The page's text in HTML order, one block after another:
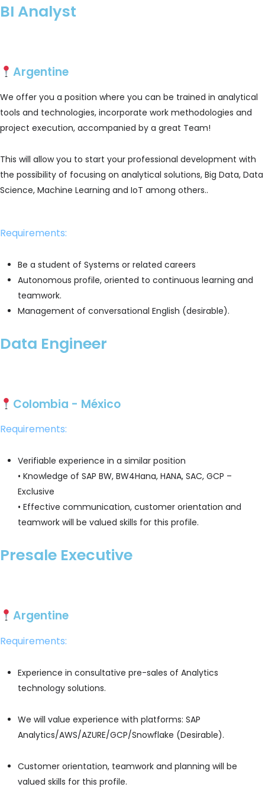
BI Analyst
Argentine
We offer you a position where you can be trained in analytical
tools and technologies, incorporate work methodologies and
project execution, accompanied by a great Team!
This will allow you to start your professional development with
the possibility of focusing on analytical solutions, Big Data, Data
Science, Machine Learning and IoT among others..
Requirements:
Be a student of Systems or related careers
Autonomous profile, oriented to continuous learning and
teamwork.
Management of conversational English (desirable).
Data Engineer
Colombia - México
Requirements:
Verifiable experience in a similar position
• Knowledge of SAP BW, BW4Hana, HANA, SAC, GCP –
Exclusive
• Effective communication, customer orientation and
teamwork will be valued skills for this profile.
Presale Executive
Argentine
Requirements:
Experience in consultative pre-sales of Analytics
technology solutions.
We will value experience with platforms: SAP
Analytics/AWS/AZURE/GCP/Snowflake (Desirable).
Customer orientation, teamwork and planning will be
valued skills for this profile.